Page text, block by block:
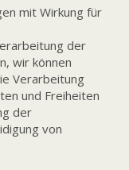
mit Wirkung für
der
wir können
Verarbeitung
und Freiheiten
der
von